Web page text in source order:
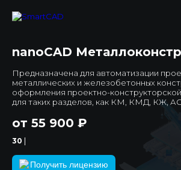
nanoCAD
Предназначена для автоматизации
металлических и железобетонных
оформления проектно-
для таких разделов, как КМ, КМД, КЖ, АС.
от 55 900 ₽
30 дней тести
Получить лицензию